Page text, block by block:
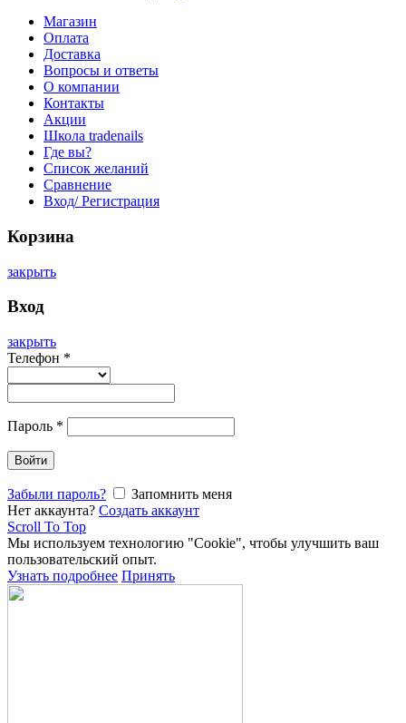
Магазин
Оплата
Доставка
Вопросы и ответы
О компании
Контакты
Акции
Школа tradenails
Где вы?
Список желаний
Сравнение
Вход/ Регистрация
Корзина
закрыть
Вход
закрыть
Телефон *
Пароль *
Войти
Забыли пароль?
Запомнить меня
Нет аккаунта? Создать аккаунт
Scroll To Top
Мы используем технологию "Cookie", чтобы улучшить ваш
пользовательский опыт.
Узнать подробнее Принять